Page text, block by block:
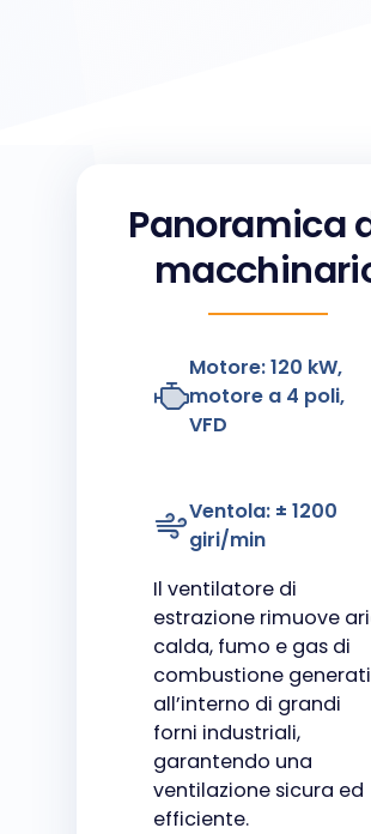
Il ventilatore di
estrazione rimuove
calda, fumo e gas di
combustione generati
all’interno di grandi
forni industriali,
garantendo una
ventilazione sicura ed
efficiente.
Panoramica
Motore: 120 kW,
motore a 4 poli,
VFD
Ventola: ± 1200
giri/min